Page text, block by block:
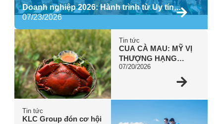
Doanh nghiệp 2026: Hành trình từ Uy tín,
Thành công đến Thịnh vượng
07/23/2026
Tin tức
CUA CÀ MAU: MỸ VỊ
THƯỢNG HẠNG
ĐƯỢC VUN BỒI BỞI
PHÙ SA SÔNG NƯỚC
07/20/2026
Tin tức
KLC Group đón cơ hội